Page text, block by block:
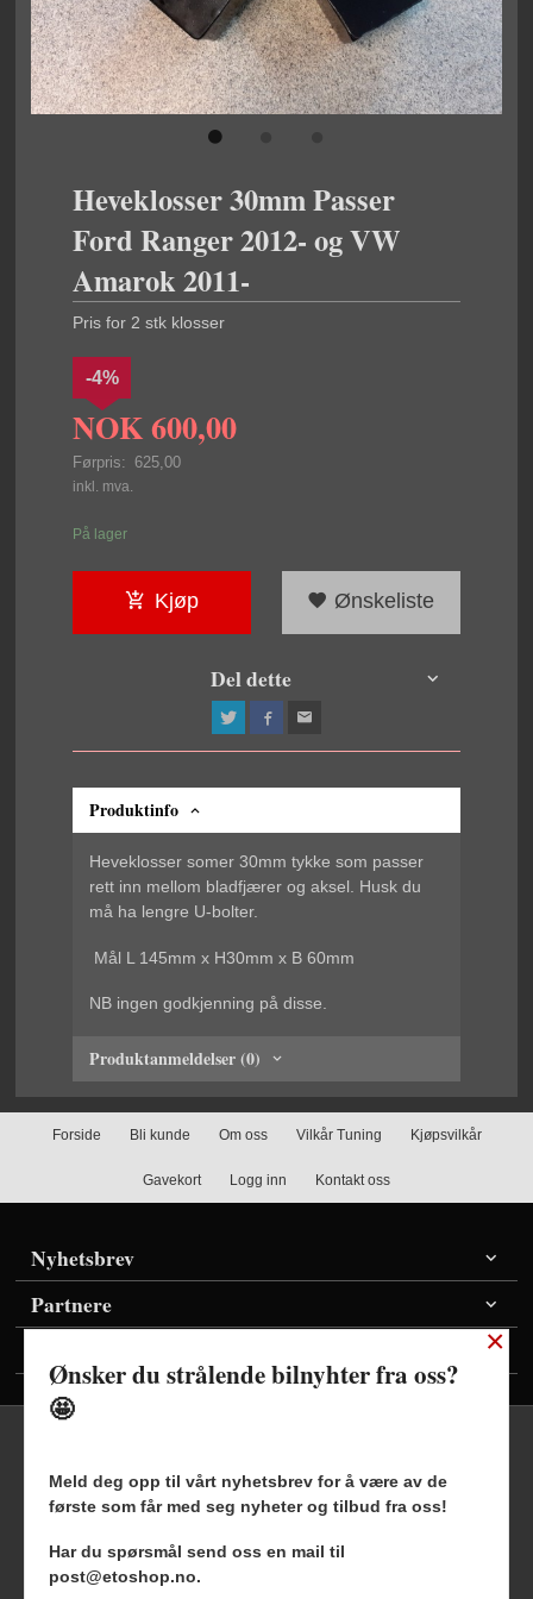
Heveklosser 30mm Passer
Ford Ranger 2012- og VW
Amarok 2011-
Pris for 2 stk klosser
NOK600,00
Førpris: 625,00
Rabatt
-4%
inkl. mva.
På lager
Kjøp Ønskeliste
Del dette
Produktinfo
Heveklosser somer 30mm tykke som passer
rett inn mellom bladfjærer og aksel. Husk du
må ha lengre U-bolter.
Mål L 145mm x H30mm x B 60mm
NB ingen godkjenning på disse.
Produktanmeldelser (0)
Forside Bli kunde Om oss Vilkår Tuning Kjøpsvilkår
Gavekort Logg inn Kontakt oss
Nyhetsbrev
Partnere
Frakt Kjøpsbetingelser Sikkerhet og personvern
Nyhetsbrev Blogg
×
Ønsker du strålende bilnyhter fra oss?
🤩
Meld deg opp til vårt nyhetsbrev for å være av de
første som får med seg nyheter og tilbud fra oss!
Har du spørsmål send oss en mail til
post@etoshop.no.